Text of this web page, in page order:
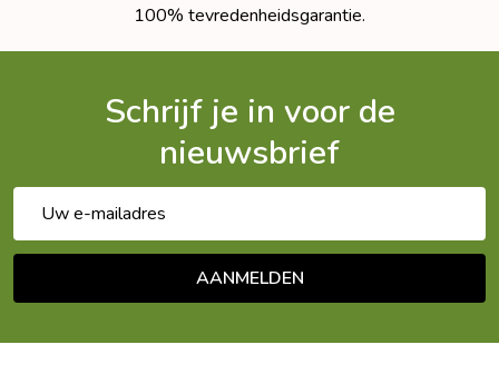
100% tevredenheidsgarantie.
Schrijf je in voor de
nieuwsbrief
mailadres
AANMELDEN